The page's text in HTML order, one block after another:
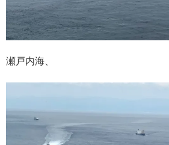
瀬戸内海、